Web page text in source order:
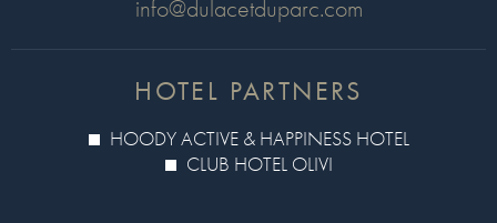
info@dulacetduparc.com
HOTEL PARTNERS
HOODY ACTIVE & HAPPINESS HOTEL
CLUB HOTEL OLIVI